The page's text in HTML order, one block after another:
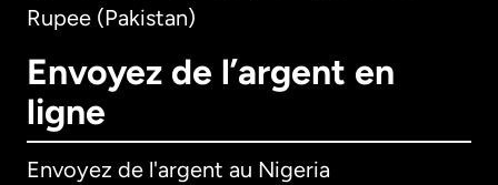
Rupee (Pakistan)
Envoyez de l’argent en
ligne
Envoyez de l'argent au Nigeria